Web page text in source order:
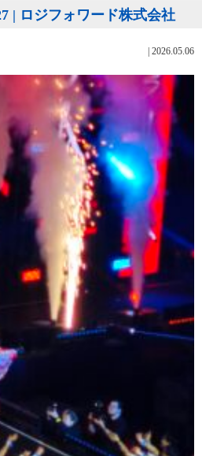
| ロジフォワード株式会社
2026.05.06